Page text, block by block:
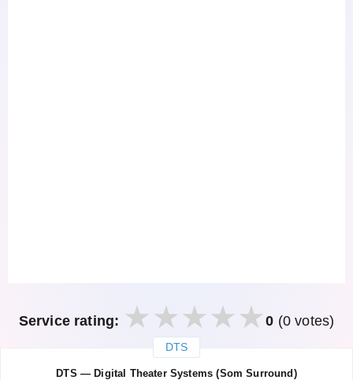
Service rating: 0 (0 votes)
DTS
DTS — Digital Theater Systems (Som Surround)